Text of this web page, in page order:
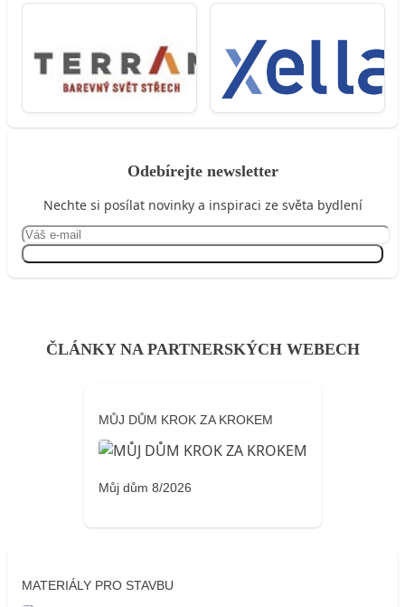
Odebírejte newsletter
Nechte si posílat novinky a inspiraci ze světa bydlení
ČLÁNKY NA PARTNERSKÝCH WEBECH
MŮJ DŮM KROK ZA KROKEM
Můj dům 8/2026
MATERIÁLY PRO STAVBU